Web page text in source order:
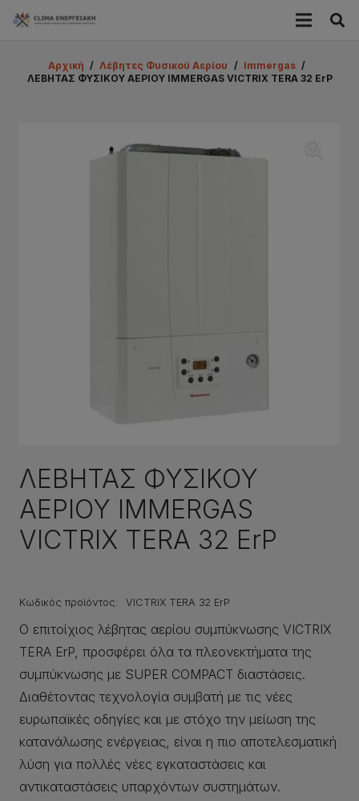
Αρχική / Λέβητες Φυσικού Αερίου / Immergas /
ΛΕΒΗΤΑΣ ΦΥΣΙΚΟΥ ΑΕΡΙΟΥ IMMERGAS VICTRIX ΤΕRA 32 ErP
ΛΕΒΗΤΑΣ ΦΥΣΙΚΟΥ
ΑΕΡΙΟΥ IMMERGAS
VICTRIX ΤΕRA 32 ErP
Κωδικός προϊόντος: VICTRIX ΤΕRA 32 ErP
Ο επιτοίχιος λέβητας αερίου συμπύκνωσης VICTRIX
TERA ErP, προσφέρει όλα τα πλεονεκτήματα της
συμπύκνωσης με SUPER COMPACT διαστάσεις.
Διαθέτοντας τεχνολογία συμβατή με τις νέες
ευρωπαϊκές οδηγίες και με στόχο την μείωση της
κατανάλωσης ενέργειας, είναι η πιο αποτελεσματική
λύση για πολλές νέες εγκαταστάσεις και
αντικαταστάσεις υπαρχόντων συστημάτων.